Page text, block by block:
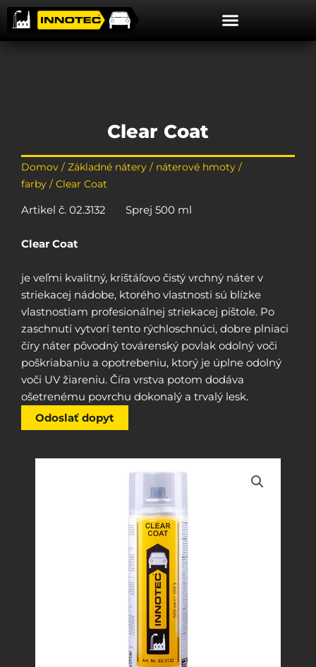
Preskočiť
na
obsah
Clear Coat
Domov / Základné nátery / náterové hmoty /
farby / Clear Coat
Artikel č. 02.3132 Sprej 500 ml
Clear Coat
je veľmi kvalitný, krištáľovo čistý vrchný náter v
striekacej nádobe, ktorého vlastnosti sú blízke
vlastnostiam profesionálnej striekacej pištole. Po
zaschnutí vytvorí tento rýchloschnúci, dobre plniaci
číry náter pôvodný továrenský povlak odolný voči
poškriabaniu a opotrebeniu, ktorý je úplne odolný
voči UV žiareniu. Číra vrstva potom dodáva
ošetrenému povrchu dokonalý a trvalý lesk.
Odoslať dopyt